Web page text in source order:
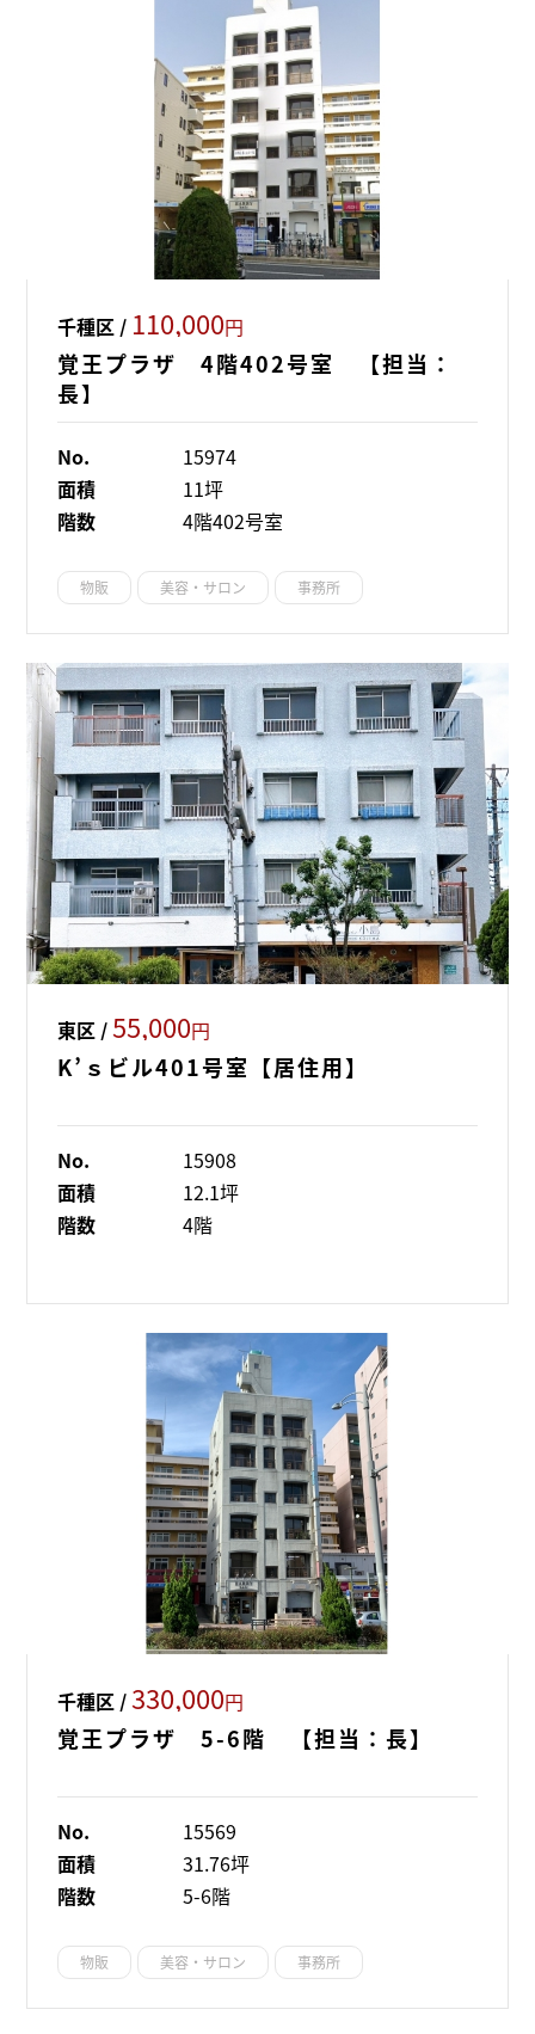
千種区 / 110,000円
覚王プラザ 4階402号室 【担当：
長】
No.
15974
面積
11坪
階数
4階402号室
物販 美容・サロン 事務所
東区 /55,000円
K’ｓビル401号室【居住用】
No.
15908
面積
12.1坪
階数
4階
千種区 /330,000円
覚王プラザ 5-6階 【担当：長】
No.
15569
面積
31.76坪
階数
5-6階
物販 美容・サロン 事務所